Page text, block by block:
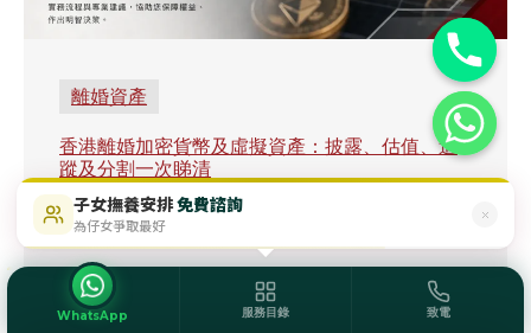
離婚資產
香港離婚加密貨幣及虛擬資產：披露、估值、追
蹤及分割一次睇清
了解更多 →
$488起即時免費評估
子女撫養安排免費諮詢
為仔女爭取最好
WhatsApp 服務目錄 致電